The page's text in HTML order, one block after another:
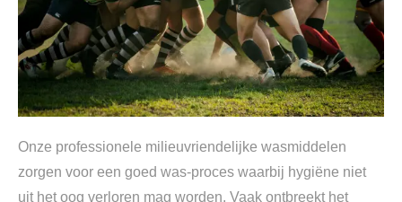
Onze professionele milieuvriendelijke wasmiddelen
zorgen voor een goed was-proces waarbij hygiëne niet
uit het oog verloren mag worden. Vaak ontbreekt het